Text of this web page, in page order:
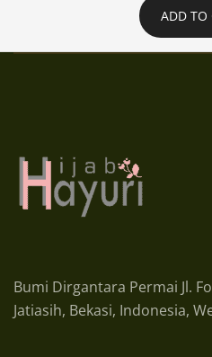
ADD TO
Bumi Dirgantara Permai Jl.
Jatiasih, Bekasi, Indonesia,